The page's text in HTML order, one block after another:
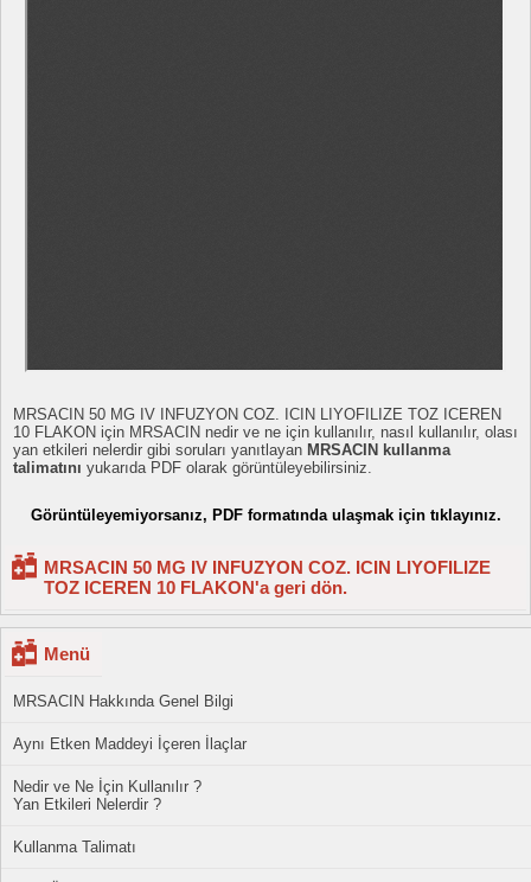
MRSACIN 50 MG IV INFUZYON COZ. ICIN LIYOFILIZE TOZ ICEREN
10 FLAKON için MRSACIN nedir ve ne için kullanılır, nasıl kullanılır, olası
yan etkileri nelerdir gibi soruları yanıtlayan MRSACIN kullanma
talimatını yukarıda PDF olarak görüntüleyebilirsiniz.
Görüntüleyemiyorsanız, PDF formatında ulaşmak için tıklayınız.
MRSACIN 50 MG IV INFUZYON COZ. ICIN LIYOFILIZE
TOZ ICEREN 10 FLAKON'a geri dön.
Menü
MRSACIN Hakkında Genel Bilgi
Aynı Etken Maddeyi İçeren İlaçlar
Nedir ve Ne İçin Kullanılır ?
Yan Etkileri Nelerdir ?
Kullanma Talimatı